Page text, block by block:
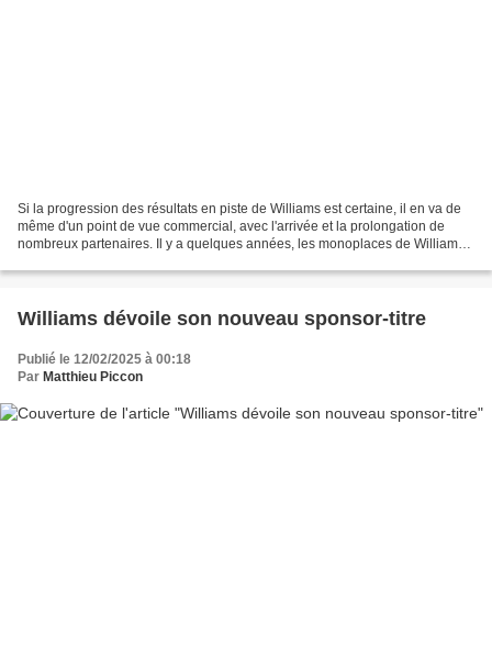
Si la progression des résultats en piste de Williams est certaine, il en va de
même d'un point de vue commercial, avec l'arrivée et la prolongation de
nombreux partenaires. Il y a quelques années, les monoplaces de Williams
Williams dévoile son nouveau sponsor-titre
Publié le 12/02/2025 à 00:18
Par Matthieu Piccon